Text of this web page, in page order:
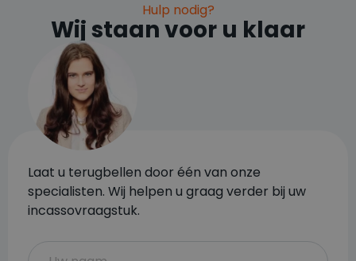
Hulp nodig?
Wij staan voor u klaar
Laat u terugbellen door één van onze
specialisten. Wij helpen u graag verder bij uw
incassovraagstuk.